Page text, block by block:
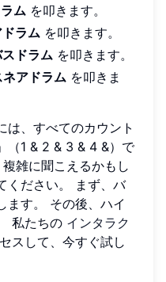
ム を叩きます。
ラム を叩きます。
ドラム を叩きます。
ネアドラム を叩きま
は、すべてのカウント
（1 & 2 & 3 & 4 &）で
雑に聞こえるかもし
ください。 まず、バ
ます。 その後、ハイ
私たちの インタラク
スして、今すぐ試し